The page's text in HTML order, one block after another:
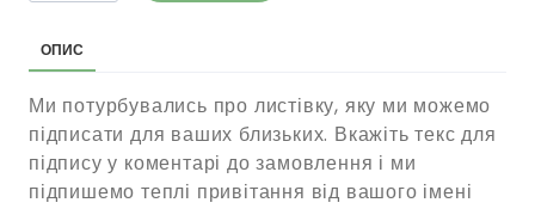
ОПИС
Ми потурбувались про листівку, яку ми можемо
підписати для ваших близьких. Вкажіть текс для
підпису у коментарі до замовлення і ми
підпишемо теплі привітання від вашого імені